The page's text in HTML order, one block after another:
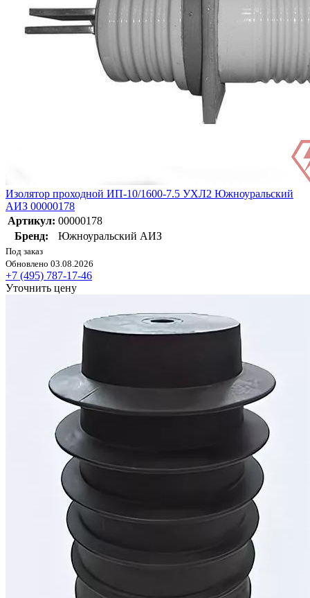
Изолятор проходной ИП-10/1600-7.5 УХЛ2 Южноуральский
АИЗ 00000178
Артикул: 00000178
Бренд:
Южноуральский АИЗ
Под заказ
Обновлено 03.08.2026
+7 (495) 787-17-46
Уточнить цену